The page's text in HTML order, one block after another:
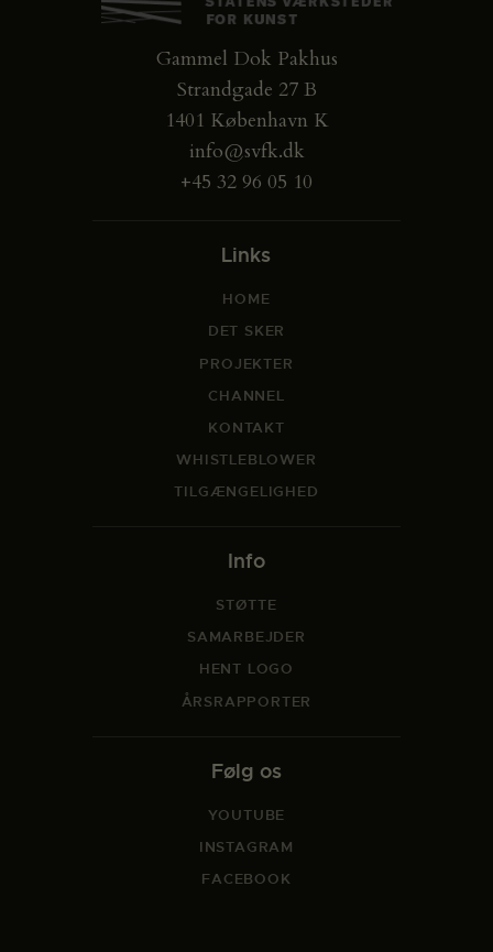
Gammel Dok Pakhus
Strandgade 27 B
1401 København K
info@svfk.dk
+45 32 96 05 10
Links
HOME
DET SKER
PROJEKTER
CHANNEL
KONTAKT
WHISTLEBLOWER
TILGÆNGELIGHED
Info
STØTTE
SAMARBEJDER
HENT LOGO
ÅRSRAPPORTER
Følg os
YOUTUBE
INSTAGRAM
FACEBOOK